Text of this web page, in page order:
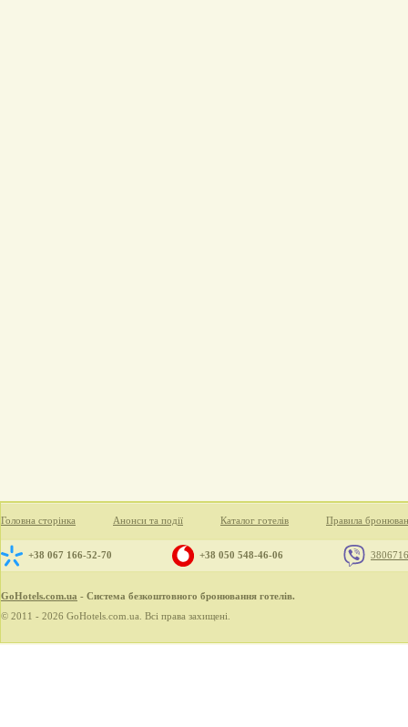
Головна сторінка Анонси та події Каталог готелів Правила
+38 067 166-52-70 +38 050 548-46-06
GoHotels.com.ua - Система безкоштовного бронювання готелів.
© 2011 - 2026 GoHotels.com.ua. Всі права захищені.